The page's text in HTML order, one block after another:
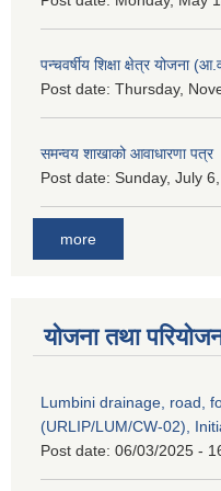
पन्चवर्षीय शिक्षा क्षेत्र
Post date: Thursday,
समन्वय शाखाको आवाधारणा पत्र
Post date: Sunday, July
more
योजना तथा
Lumbini drainage, road,
(URLIP/LUM/CW-02),
Post date: 06/03/2025 -